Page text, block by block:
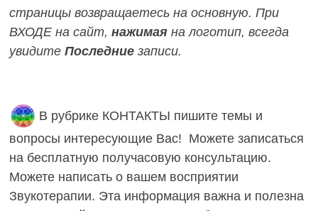
страницы возвращаетесь на основную. При
ВХОДЕ на сайт, нажимаяна логотип, всегда
увидите Последниезаписи.
В рубрике КОНТАКТЫ пишите темы и
вопросы интересующие Вас! Можете записаться
на бесплатную получасовую консультацию.
Можете написать о вашем восприятии
Звукотерапии. Эта информация важна и полезна